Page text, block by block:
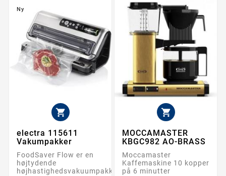
Ny

electra 115611
Vakumpakker
FoodSaver Flow er en
højtydende
højhastighedsvakuumpakker,

MOCCAMASTER
KBGC982 AO-BRASS
Moccamaster
Kaffemaskine 10 kopper
på 6 minutter